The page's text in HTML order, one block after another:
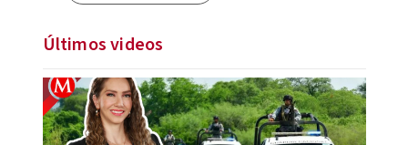
Últimos videos